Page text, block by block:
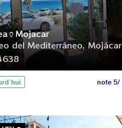
del Mediterráneo, Mojácar
note 5/